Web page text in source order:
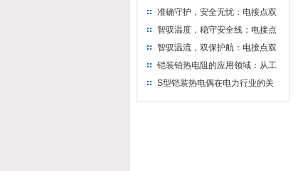
准确守护，安全无忧：电接点双
金属温度计——测温新选择
智驭温度，稳守安全线：电接点
双金属温度计的创新守护
智驭温流，双保护航：电接点双
金属温度计在工业领域的革新应
铠装铂热电阻的应用领域：从工
业到科研，无所不在的温度测量
S型铠装热电偶在电力行业的关